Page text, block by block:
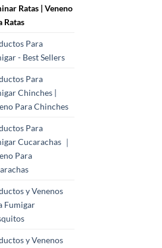
Ratas | Veneno
Ratas
Para
- Best Sellers
Para
Chinches |
Para Chinches
Para
Cucarachas ｜
Para
y Venenos
Fumigar
y Venenos